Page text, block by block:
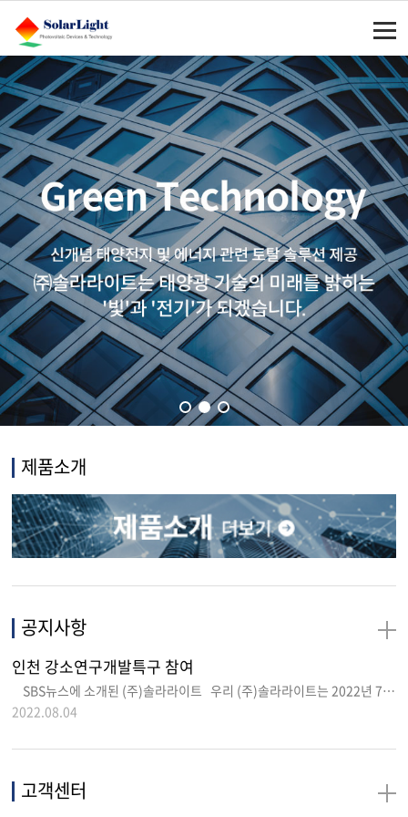
제품소개
공지사항
인천 강소연구개발특구 참여
SBS뉴스에 소개된 (주)솔라라이트 우리 (주)솔라라이트는 2022년 7월 14일 인천대학교 송도캠퍼스 공연장에서 인천 강소..
2022.08.04
고객센터